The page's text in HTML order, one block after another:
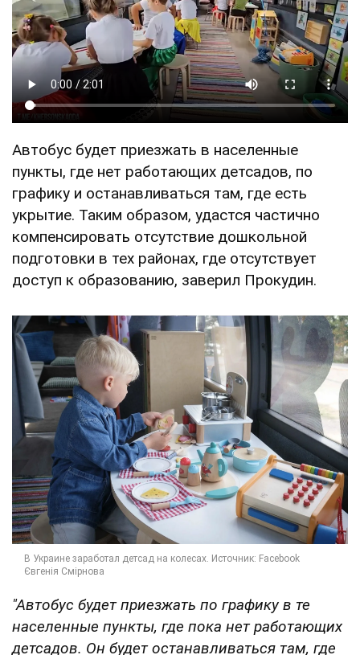
Автобус будет приезжать в населенные
пункты, где нет работающих детсадов, по
графику и останавливаться там, где есть
укрытие. Таким образом, удастся частично
компенсировать отсутствие дошкольной
подготовки в тех районах, где отсутствует
доступ к образованию, заверил Прокудин.
"Автобус будет приезжать по графику в те
населенные пункты, где пока нет работающих
детсадов. Он будет останавливаться там, где